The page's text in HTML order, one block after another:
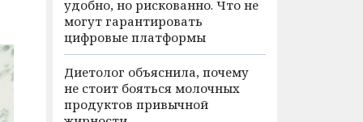
удобно, но рискованно. Что не
могут гарантировать
цифровые платформы
Диетолог объяснила, почему
не стоит бояться молочных
продуктов привычной